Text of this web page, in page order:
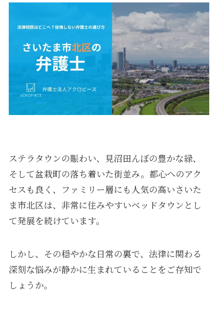
ステラタウンの賑わい、見沼田んぼの豊かな緑、
そして盆栽町の落ち着いた街並み。都心へのアク
セスも良く、ファミリー層にも人気の高いさいた
ま市北区は、非常に住みやすいベッドタウンとし
て発展を続けています。
しかし、その穏やかな日常の裏で、法律に関わる
深刻な悩みが静かに生まれていることをご存知で
しょうか。